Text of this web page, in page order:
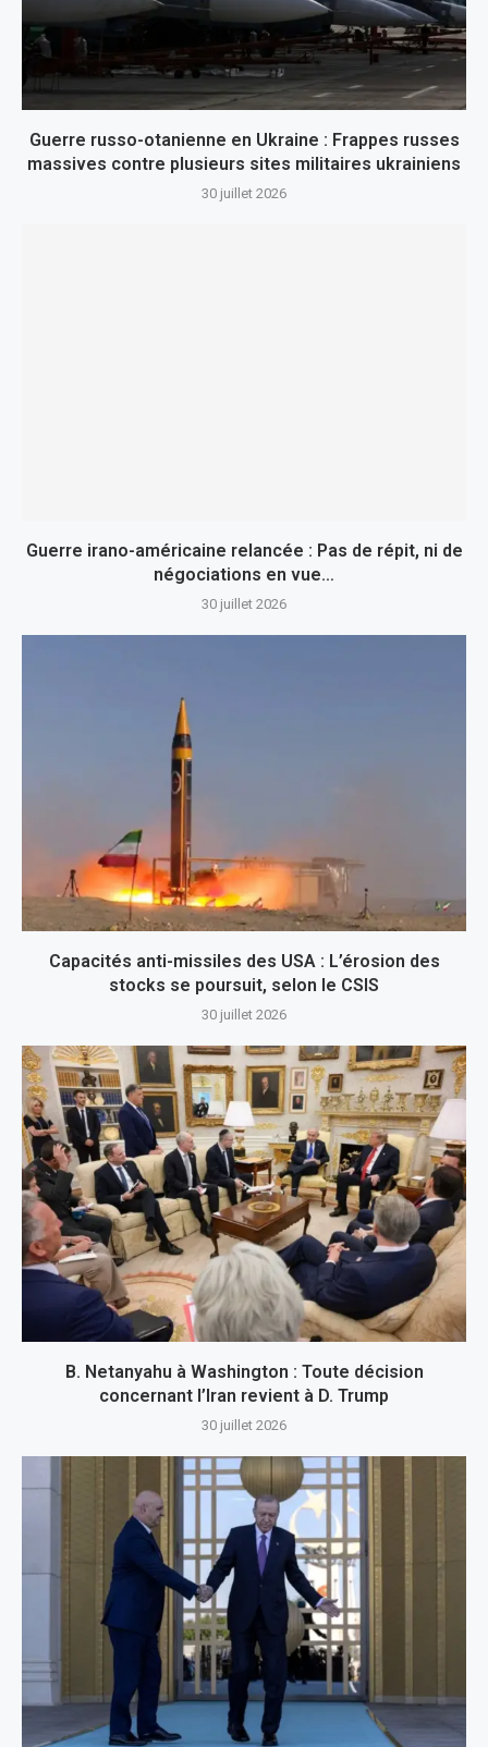
Guerre russo-otanienne en Ukraine : Frappes russes
massives contre plusieurs sites militaires ukrainiens
30 juillet 2026
Guerre irano-américaine relancée : Pas de répit, ni de
négociations en vue…
30 juillet 2026
Capacités anti-missiles des USA : L’érosion des
stocks se poursuit, selon le CSIS
30 juillet 2026
B. Netanyahu à Washington : Toute décision
concernant l’Iran revient à D. Trump
30 juillet 2026